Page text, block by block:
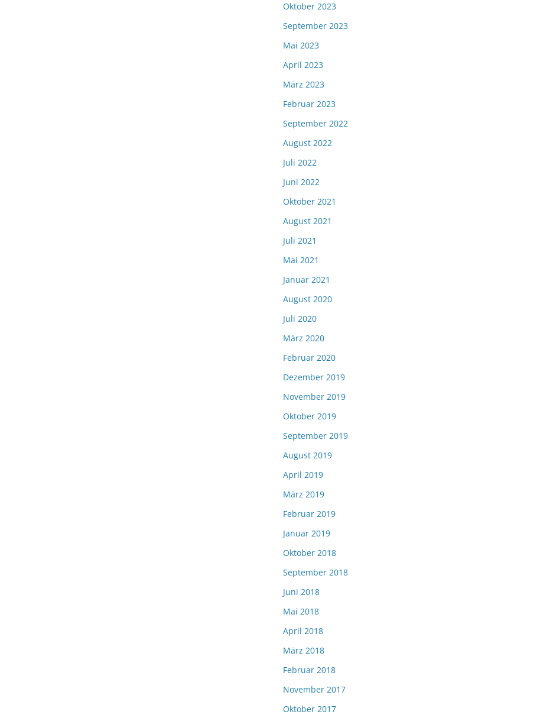
Oktober 2023
September 2023
Mai 2023
April 2023
März 2023
Februar 2023
September 2022
August 2022
Juli 2022
Juni 2022
Oktober 2021
August 2021
Juli 2021
Mai 2021
Januar 2021
August 2020
Juli 2020
März 2020
Februar 2020
Dezember 2019
November 2019
Oktober 2019
September 2019
August 2019
April 2019
März 2019
Februar 2019
Januar 2019
Oktober 2018
September 2018
Juni 2018
Mai 2018
April 2018
März 2018
Februar 2018
November 2017
Oktober 2017